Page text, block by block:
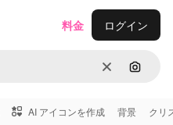
消去 画像で
料金 ログイン
AI アイコンを作成 背景 クリ